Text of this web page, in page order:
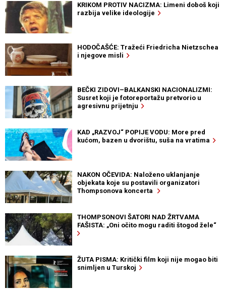
KRIKOM PROTIV NACIZMA: Limeni doboš koji
razbija velike ideologije
HODOČAŠĆE: Tražeći Friedricha Nietzschea
i njegove misli
BEČKI ZIDOVI–BALKANSKI NACIONALIZMI:
Susret koji je fotoreportažu pretvorio u
agresivnu prijetnju
KAD „RAZVOJ“ POPIJE VODU: More pred
kućom, bazen u dvorištu, suša na vratima
NAKON OČEVIDA: Naloženo uklanjanje
objekata koje su postavili organizatori
Thompsonova koncerta
THOMPSONOVI ŠATORI NAD ŽRTVAMA
FAŠISTA: „Oni očito mogu raditi štogod žele“
ŽUTA PISMA: Kritički film koji nije mogao biti
snimljen u Turskoj